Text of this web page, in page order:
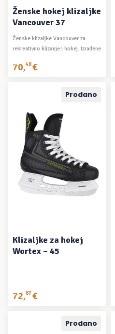
Ženske hokej klizaljke
Vancouver 37
Ženske klizaljke Vancouver za
rekreativno klizanje i hokej. Izrađene
70,48€
Prodano
PROČITAJ VIŠE
Klizaljke za hokej
Wortex – 45
72,87€
Prodano